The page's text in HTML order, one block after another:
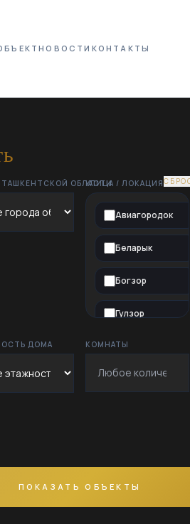
НОВОСТИ КОНТАКТЫ
ТАШКЕНТСКОЙ ОБЛАСТИУЛИЦА / ЛОКАЦИЯ
Авиагородок
Беларык
Богзор
Гулзор
Дустлик
Заргарлик
Куйлюк-2
ДОМА КОМНАТЫ
ПОКАЗАТЬ ОБЪЕКТЫ